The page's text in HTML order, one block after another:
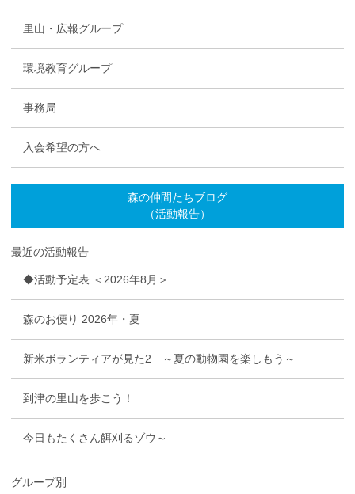
里山・広報グループ
環境教育グループ
事務局
入会希望の方へ
森の仲間たちブログ
（活動報告）
最近の活動報告
◆活動予定表 ＜2026年8月＞
森のお便り 2026年・夏
新米ボランティアが見た2 ～夏の動物園を楽しもう～
到津の里山を歩こう！
今日もたくさん餌刈るゾウ～
グループ別